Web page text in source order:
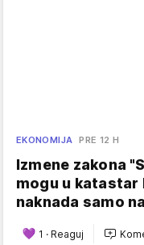
EKONOMIJA PRE 12 H
Izmene zakona
mogu u
naknada samo
1 · Reaguj